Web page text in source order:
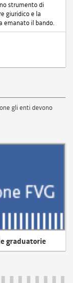
strumento di
giuridico e la
emanato il bando.
gli enti devono
graduatorie